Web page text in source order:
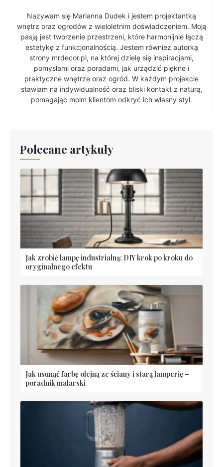
Nazywam się Marianna Dudek i jestem projektantką
wnętrz oraz ogrodów z wieloletnim doświadczeniem. Moją
pasją jest tworzenie przestrzeni, które harmonijnie łączą
estetykę z funkcjonalnością. Jestem również autorką
strony mrdecor.pl, na której dzielę się inspiracjami,
pomysłami oraz poradami, jak urządzić piękne i
praktyczne wnętrze oraz ogród. W każdym projekcie
stawiam na indywidualność oraz bliski kontakt z naturą,
pomagając moim klientom odkryć ich własny styl.
Polecane artykuły
Jak zrobić lampę industrialną: DIY krok po kroku do
oryginalnego efektu
Jak usunąć farbę olejną ze ściany i starą lamperię –
poradnik malarski